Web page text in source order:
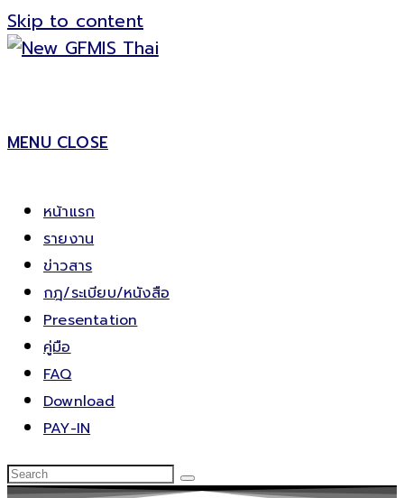
Skip to content
MENU CLOSE
หน้าแรก
รายงาน
ข่าวสาร
กฎ/ระเบียบ/หนังสือ
Presentation
คู่มือ
FAQ
Download
PAY-IN